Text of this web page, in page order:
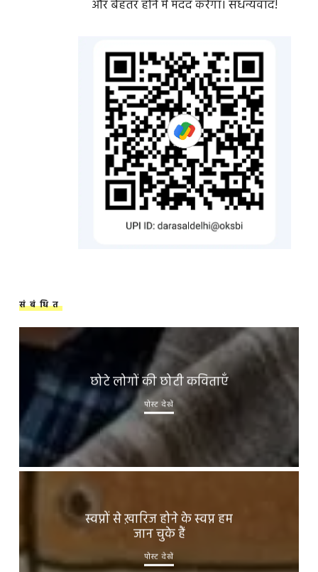
और बेहतर होने में मदद करेगा। सधन्यवाद!
संबंधित
छोटे लोगों की छोटी कविताएँ
पोस्ट देखें
स्वप्नों से ख़ारिज होने के स्वप्न हम
जान चुके हैं
पोस्ट देखें